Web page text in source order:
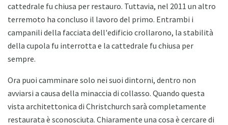
cattedrale fu chiusa per restauro. Tuttavia, nel 2011 un altro
terremoto ha concluso il lavoro del primo. Entrambi i
campanili della facciata dell'edificio crollarono, la stabilità
della cupola fu interrotta e la cattedrale fu chiusa per
sempre.
Ora puoi camminare solo nei suoi dintorni, dentro non
avviarsi a causa della minaccia di collasso. Quando questa
vista architettonica di Christchurch sarà completamente
restaurata è sconosciuta. Chiaramente una cosa è cercare di